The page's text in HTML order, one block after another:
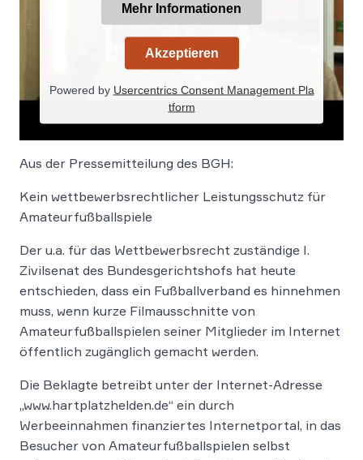
Mehr Informationen
Akzeptieren
Powered by Usercentrics Consent Management Pla
tform
Aus der Pressemitteilung des BGH:
Kein wettbewerbsrechtlicher Leistungsschutz für
Amateurfußballspiele
Der u.a. für das Wettbewerbsrecht zuständige I.
Zivilsenat des Bundesgerichtshofs hat heute
entschieden, dass ein Fußballverband es hinnehmen
muss, wenn kurze Filmausschnitte von
Amateurfußballspielen seiner Mitglieder im Internet
öffentlich zugänglich gemacht werden.
Die Beklagte betreibt unter der Internet-Adresse
„www.hartplatzhelden.de“ ein durch
Werbeeinnahmen finanziertes Internetportal, in das
Besucher von Amateurfußballspielen selbst